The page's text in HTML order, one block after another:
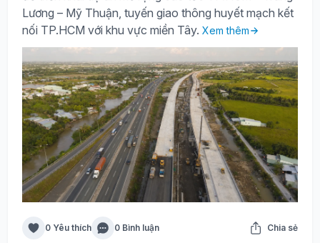
Lương – Mỹ Thuận, tuyến giao thông huyết mạch kết
nối TP.HCM với khu vực miền Tây. Xem thêm
0 Yêu thích 0 Bình luận Chia sẻ